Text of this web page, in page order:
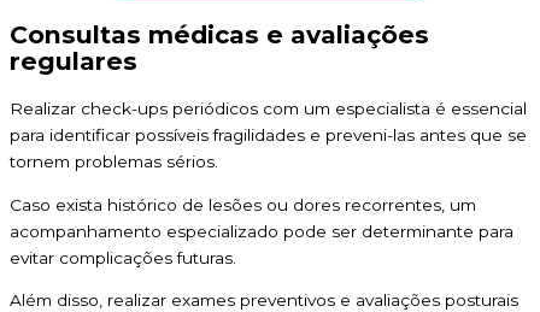
Consultas médicas e avaliações
regulares
Realizar check-ups periódicos com um especialista é essencial
para identificar possíveis fragilidades e preveni-las antes que se
tornem problemas sérios.
Caso exista histórico de lesões ou dores recorrentes, um
acompanhamento especializado pode ser determinante para
evitar complicações futuras.
Além disso, realizar exames preventivos e avaliações posturais